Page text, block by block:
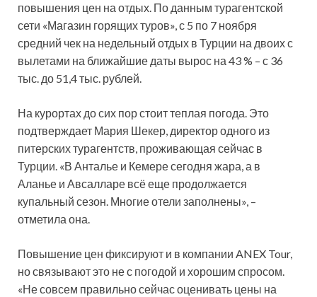
повышения цен на отдых. По данным турагентской
сети «Магазин горящих туров», с 5 по 7 ноября
средний чек на недельный отдых в Турции на двоих с
вылетами на ближайшие даты вырос на 43 % – с 36
тыс. до 51,4 тыс. рублей.
На курортах до сих пор стоит теплая погода. Это
подтверждает Мария Шекер, директор одного из
питерских турагентств, проживающая сейчас в
Турции. «В Анталье и Кемере сегодня жара, а в
Аланье и Авсалларе всё еще продолжается
купальный сезон. Многие отели заполнены», –
отметила она.
Повышение цен фиксируют и в компании ANEX Tour,
но связывают это не с погодой и хорошим спросом.
«Не совсем правильно сейчас оценивать цены на